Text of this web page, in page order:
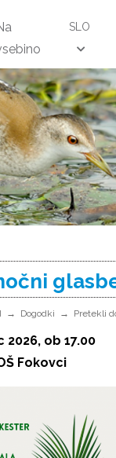
SLO
Dogodki Pretekli
ob 17.00
Fokovci